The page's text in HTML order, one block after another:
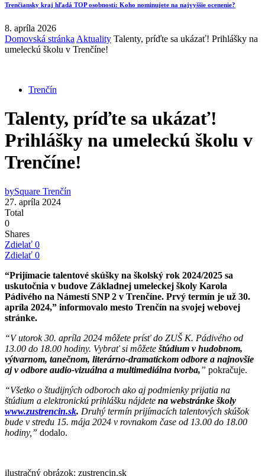
Trenčiansky kraj hľadá TOP osobnosti: Koho nominujete na najvyššie ocenenie?
8. apríla 2026
Domovská stránka Aktuality Talenty, príďte sa ukázať! Prihlášky na
umeleckú školu v Trenčíne!
Trenčín
Talenty, príďte sa ukázať!
Prihlášky na umeleckú školu v
Trenčíne!
bySquare Trenčín
27. apríla 2024
Total
0
Shares
Zdielať 0
Zdielať 0
“Prijímacie talentové skúšky na školský rok 2024/2025 sa
uskutočnia v budove Základnej umeleckej školy Karola
Pádivého na Námestí SNP 2 v Trenčíne. Prvý termín je už 30.
apríla 2024,” informovalo mesto Trenčín na svojej webovej
stránke.
“V utorok 30. apríla 2024 môžete prísť do ZUŠ K. Pádivého od
13.00 do 18.00 hodiny. Vybrať si môžete štúdium v hudobnom,
výtvarnom, tanečnom, literárno-dramatickom odbore a najnovšie
aj v odbore audio-vizuálna a multimediálna tvorba,” pokračuje.
“Všetko o študijných odboroch ako aj podmienky prijatia na
štúdium a elektronickú prihlášku nájdete na webstránke školy
www.zustrencin.sk. Druhý termín prijímacích talentových skúšok
bude v stredu 15. mája 2024 v rovnakom čase od 13.00 do 18.00
hodiny,” dodalo.
ilustračný obrázok: zustrencin.sk